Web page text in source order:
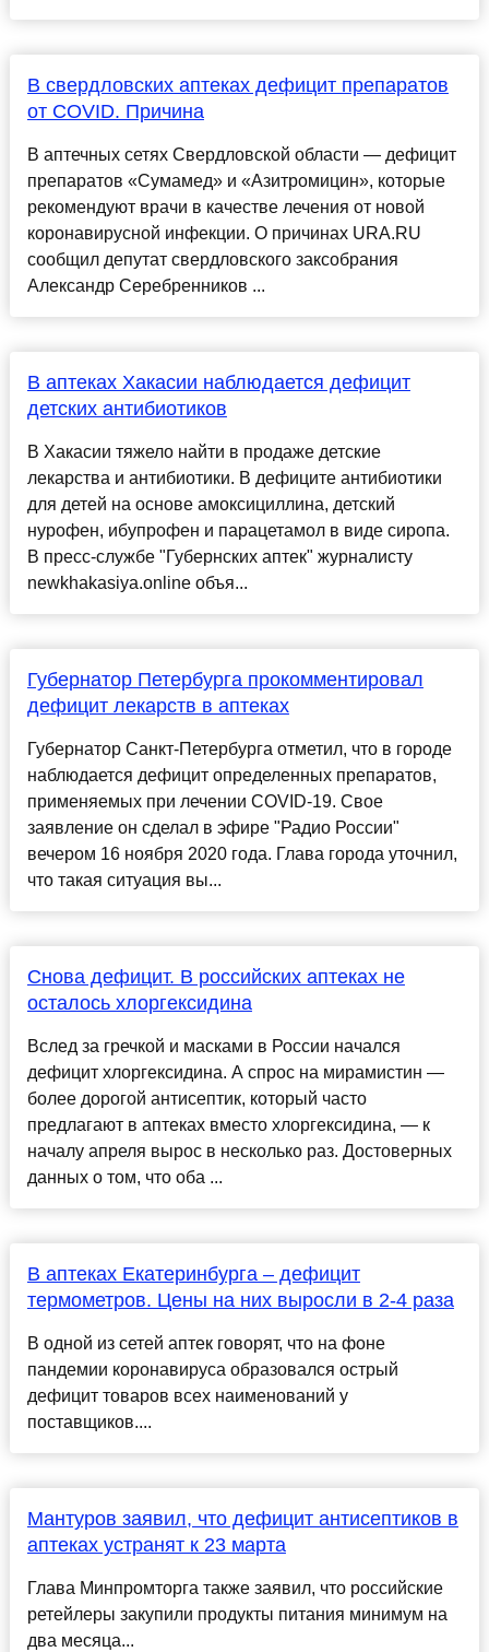
В свердловских аптеках дефицит препаратов
от COVID. Причина
В аптечных сетях Свердловской области — дефицит
препаратов «Сумамед» и «Азитромицин», которые
рекомендуют врачи в качестве лечения от новой
коронавирусной инфекции. О причинах URA.RU
сообщил депутат свердловского заксобрания
Александр Серебренников ...
В аптеках Хакасии наблюдается дефицит
детских антибиотиков
В Хакасии тяжело найти в продаже детские
лекарства и антибиотики. В дефиците антибиотики
для детей на основе амоксициллина, детский
нурофен, ибупрофен и парацетамол в виде сиропа.
В пресс-службе "Губернских аптек" журналисту
newkhakasiya.online объя...
Губернатор Петербурга прокомментировал
дефицит лекарств в аптеках
Губернатор Санкт-Петербурга отметил, что в городе
наблюдается дефицит определенных препаратов,
применяемых при лечении COVID-19. Свое
заявление он сделал в эфире "Радио России"
вечером 16 ноября 2020 года. Глава города уточнил,
что такая ситуация вы...
Снова дефицит. В российских аптеках не
осталось хлоргексидина
Вслед за гречкой и масками в России начался
дефицит хлоргексидина. А спрос на мирамистин —
более дорогой антисептик, который часто
предлагают в аптеках вместо хлоргексидина, — к
началу апреля вырос в несколько раз. Достоверных
данных о том, что оба ...
В аптеках Екатеринбурга – дефицит
термометров. Цены на них выросли в 2-4 раза
В одной из сетей аптек говорят, что на фоне
пандемии коронавируса образовался острый
дефицит товаров всех наименований у
поставщиков....
Мантуров заявил, что дефицит антисептиков в
аптеках устранят к 23 марта
Глава Минпромторга также заявил, что российские
ретейлеры закупили продукты питания минимум на
два месяца...